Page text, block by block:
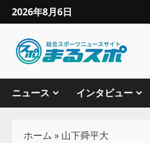
2026年8月6日
ニュース インタビュー
ホーム » 山下舜平大